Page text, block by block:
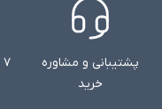
پشتیبانی و مشاوره
خرید